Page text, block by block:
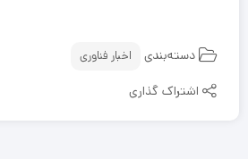
دسته‌بندی اخبار فناوری
اشتراک گذاری